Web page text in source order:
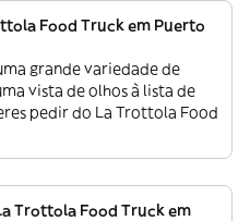
Food Truck em Puerto
grande variedade de
vista de olhos à lista de
pedir do La Trottola Food
Trottola Food Truck em